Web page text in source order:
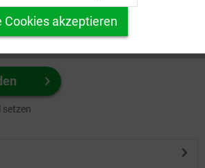
setzen
Inaktiv
Cookies akzeptieren